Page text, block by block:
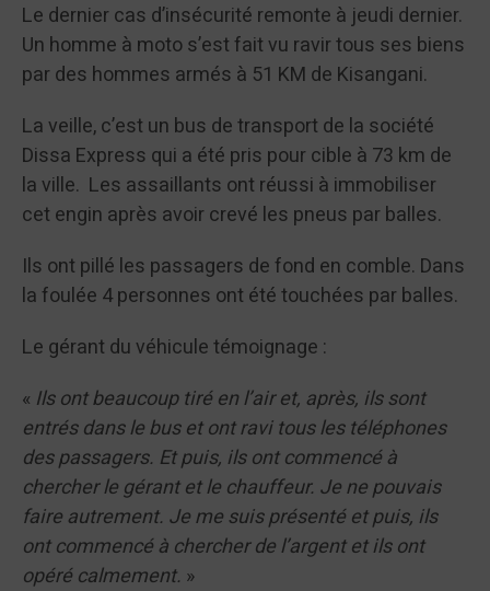
Le dernier cas d’insécurité remonte à jeudi dernier.
Un homme à moto s’est fait vu ravir tous ses biens
par des hommes armés à 51 KM de Kisangani.
La veille, c’est un bus de transport de la société
Dissa Express qui a été pris pour cible à 73 km de
la ville. Les assaillants ont réussi à immobiliser
cet engin après avoir crevé les pneus par balles.
Ils ont pillé les passagers de fond en comble. Dans
la foulée 4 personnes ont été touchées par balles.
Le gérant du véhicule témoignage :
« Ils ont beaucoup tiré en l’air et, après, ils sont
entrés dans le bus et ont ravi tous les téléphones
des passagers. Et puis, ils ont commencé à
chercher le gérant et le chauffeur. Je ne pouvais
faire autrement. Je me suis présenté et puis, ils
ont commencé à chercher de l’argent et ils ont
opéré calmement. »